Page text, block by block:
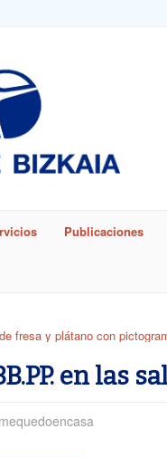
Publicaciones
fresa y plátano con
en las